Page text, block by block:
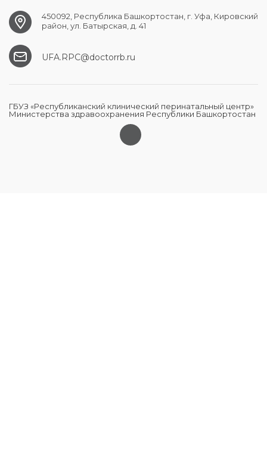
450092, Республика Башкортостан, г. Уфа, Кировский
район, ул. Батырская, д. 41
UFA.RPC@doctorrb.ru
ГБУЗ «Республиканский клинический перинатальный центр»
Министерства здравоохранения Республики Башкортостан